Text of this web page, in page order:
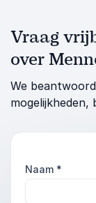
Vraag
over
We
mogelijkheden,
Naam *